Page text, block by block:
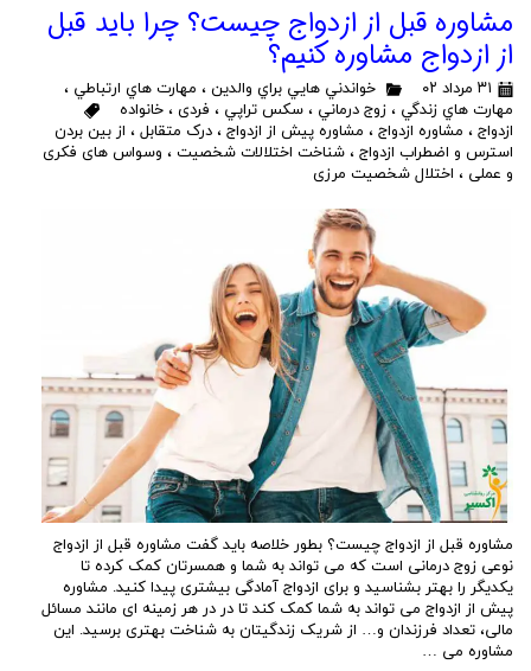
مشاوره قبل از ازدواج چیست؟ چرا باید قبل
از ازدواج مشاوره کنیم؟
۳۱ مرداد ۰۲ خواندني هايي براي والدين ، مهارت هاي ارتباطي ،
مهارت هاي زندگي ، زوج درماني ، سكس تراپي ، فردی ، خانواده
ازدواج ، مشاوره ازدواج ، مشاوره پیش از ازدواج ، درک متقابل ، از بین بردن
استرس و اضطراب ازدواج ، شناخت اختلالات شخصیت ، وسواس های فکری
و عملی ، اختلال شخصیت مرزی
مشاوره قبل از ازدواج چیست؟ بطور خلاصه باید گفت مشاوره قبل از ازدواج
نوعی زوج درمانی است که می تواند به شما و همسرتان کمک کرده تا
یکدیگر را بهتر بشناسید و برای ازدواج آمادگی بیشتری پیدا کنید. مشاوره
پيش از ازدواج می تواند به شما کمک کند تا در در هر زمینه ای مانند مسائل
مالی، تعداد فرزندان و… از شریک زندگیتان به شناخت بهتری برسید. این
مشاوره می …